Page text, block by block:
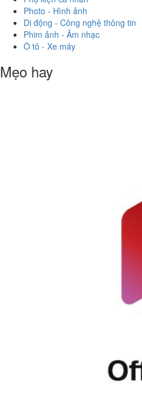
Photo - Hình ảnh
Di động - Công nghệ thông tin
Phim ảnh - Âm nhạc
Ô tô - Xe máy
Mẹo hay